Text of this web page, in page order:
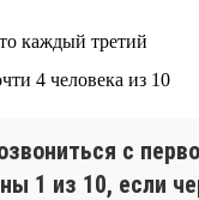
каждый третий
4 человека из 10
с
1 из 10, если